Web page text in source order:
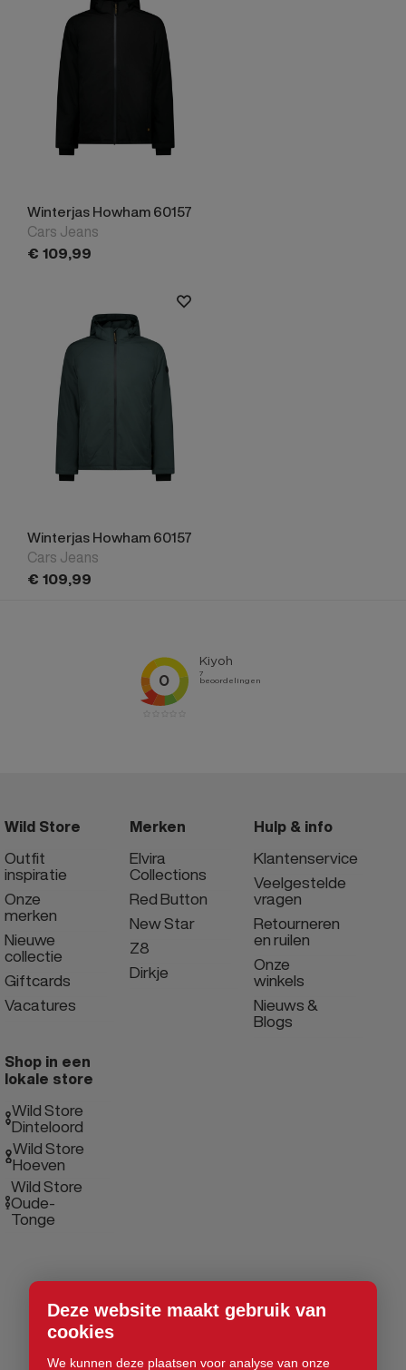
Deze website maakt gebruik van
cookies
We kunnen deze plaatsen voor analyse van onze
Winterjas Howham 60157
Cars Jeans
€ 109,99
Winterjas Howham 60157
Cars Jeans
€ 109,99
Wild Store
Outfit
inspiratie
Onze
merken
Nieuwe
collectie
Giftcards
Vacatures
Merken
Elvira
Collections
Red Button
New Star
Z8
Dirkje
Hulp & info
Klantenservice
Veelgestelde
vragen
Retourneren
en ruilen
Onze
winkels
Nieuws &
Blogs
Shop in een
lokale store
Wild Store
Dinteloord
Wild Store
Hoeven
Wild Store
Oude-
Tonge